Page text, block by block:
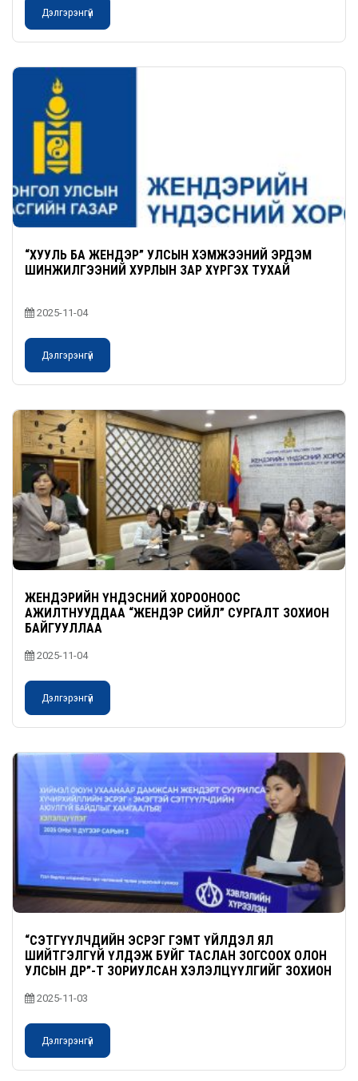
Дэлгэрэнгүй
“ХУУЛЬ БА ЖЕНДЭР” УЛСЫН ХЭМЖЭЭНИЙ ЭРДЭМ
ШИНЖИЛГЭЭНИЙ ХУРЛЫН ЗАР ХҮРГЭХ ТУХАЙ
2025-11-04
Дэлгэрэнгүй
ЖЕНДЭРИЙН ҮНДЭСНИЙ ХОРООНООС
АЖИЛТНУУДДАА “ЖЕНДЭР СИЙЛ” СУРГАЛТ ЗОХИОН
БАЙГУУЛЛАА
2025-11-04
Дэлгэрэнгүй
“СЭТГҮҮЛЧДИЙН ЭСРЭГ ГЭМТ ҮЙЛДЭЛ ЯЛ
ШИЙТГЭЛГҮЙ ҮЛДЭЖ БУЙГ ТАСЛАН ЗОГСООХ ОЛОН
УЛСЫН ӨДӨР”-Т ЗОРИУЛСАН ХЭЛЭЛЦҮҮЛГИЙГ ЗОХИОН
2025-11-03
Дэлгэрэнгүй